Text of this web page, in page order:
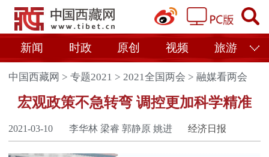
新闻 时政 原创 视频 旅游
中国西藏网 >专题2021 >2021全国两会 >融媒看两会
宏观政策不急转弯 调控更加科学精准
2021-03-10 李华林 梁睿 郭静原 姚进 经济日报